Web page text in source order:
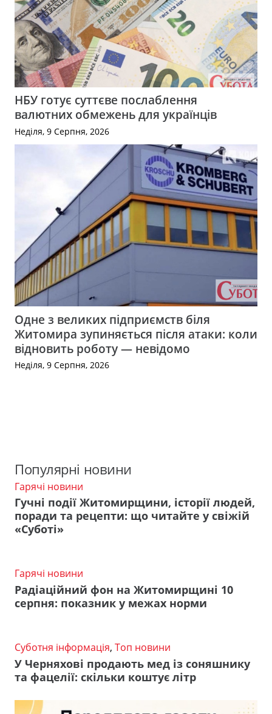
НБУ готує суттєве послаблення
валютних обмежень для українців
Неділя, 9 Серпня, 2026
Одне з великих підприємств біля
Житомира зупиняється після атаки: коли
відновить роботу — невідомо
Неділя, 9 Серпня, 2026
Популярні новини
Гарячі новини
Гучні події Житомирщини, історії людей,
поради та рецепти: що читайте у свіжій
«Суботі»
Гарячі новини
Радіаційний фон на Житомирщині 10
серпня: показник у межах норми
Суботня інформація, Топ новини
У Черняхові продають мед із соняшнику
та фацелії: скільки коштує літр